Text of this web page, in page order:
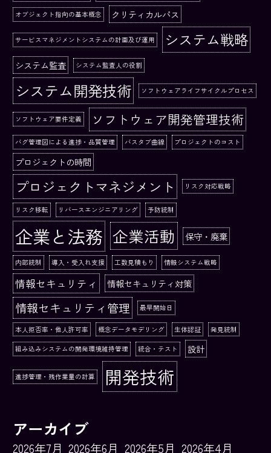
オブジェクト指向の基本概念 クリティカルパス
サービスマネジメントシステムの計画及び運用 システム戦略
システム監査 システム監査人の役割
システム開発技術 ソフトウェアライフサイクルプロセス
ソフトウェア要件定義 ソフトウェア開発管理技術
バグ管理図による進捗・品質管理 バスタブ曲線 プロジェクトのコスト
プロジェクトの時間
プロジェクトマネジメント リスク対応戦略
リスク移転 リバースエンジニアリング 予防統制
企業と法務 企業活動 保守・廃棄
内部統制 導入・受入れ支援 工数見積もり 情報システム戦略
情報セキュリティ 情報セキュリティ対策
情報セキュリティ管理 最早開始日
本人拒否率・他人許可率 概念データモデリング 生体認証 発見統制
組み込みシステムの開発環境維持管理 統合・テスト 設計
進捗管理・残作業量の計算 開発技術
アーカイブ
2026年7月 2026年6月 2026年5月 2026年4月